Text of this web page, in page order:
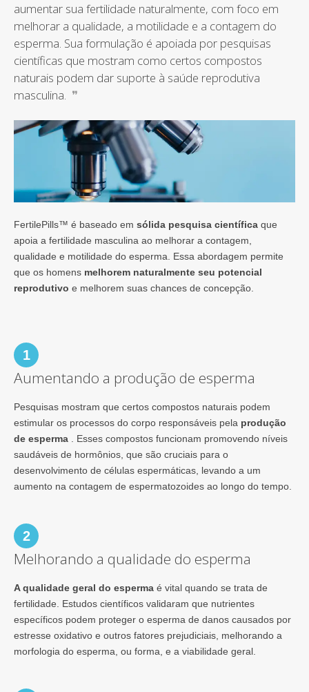
aumentar sua fertilidade naturalmente, com foco em
melhorar a qualidade, a motilidade e a contagem do
esperma. Sua formulação é apoiada por pesquisas
científicas que mostram como certos compostos
naturais podem dar suporte à saúde reprodutiva
masculina.
FertilePills™ é baseado em sólida pesquisa científica que
apoia a fertilidade masculina ao melhorar a contagem,
qualidade e motilidade do esperma. Essa abordagem permite
que os homens melhorem naturalmente seu potencial
reprodutivo e melhorem suas chances de concepção.
1
Aumentando a produção de esperma
Pesquisas mostram que certos compostos naturais podem
estimular os processos do corpo responsáveis pela produção
de esperma . Esses compostos funcionam promovendo níveis
saudáveis de hormônios, que são cruciais para o
desenvolvimento de células espermáticas, levando a um
aumento na contagem de espermatozoides ao longo do tempo.
2
Melhorando a qualidade do esperma
A qualidade geral do esperma é vital quando se trata de
fertilidade. Estudos científicos validaram que nutrientes
específicos podem proteger o esperma de danos causados por
estresse oxidativo e outros fatores prejudiciais, melhorando a
morfologia do esperma, ou forma, e a viabilidade geral.